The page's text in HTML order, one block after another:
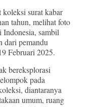
surat kabar
tahun, melihat foto
Indonesia, sambil
dari pemandu
Februari 2025.
bereksplorasi
pada
diantaranya
umum, ruang